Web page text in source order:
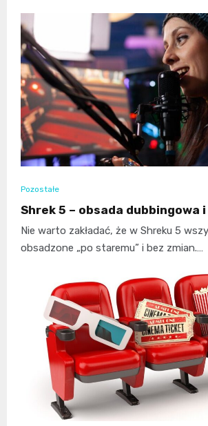
Pozostałe
Shrek 5 – obsada dubbingowa i
Nie warto zakładać, że w Shreku 5
obsadzone „po staremu” i bez zmian.…